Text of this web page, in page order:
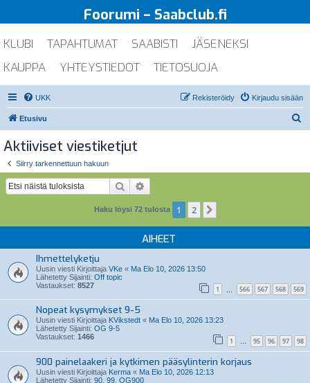
Foorumi – Saabclub.fi
KLUBI TAPAHTUMAT SAABISTI
JÄSENEKSI
KAUPPA
YHTEYSTIEDOT TIETOSUOJA
UKK Kirjaudu sisään
Rekisteröidy
Etusivu
Aktiiviset viestiketjut
Siirry tarkennettuun hakuun
Etsi
Haku löysi 72 tulosta 1 2
AIHEET
Ihmettelyketju
Uusin viesti Kirjoittaja VKe « Ma Elo 10, 2026 13:50
Lähetetty Sijainti: Off topic
Vastaukset: 8527 1 566 567 568 569
Nopeat kysymykset 9-5
Uusin viesti Kirjoittaja KVikstedt « Ma Elo 10, 2026 13:23
Lähetetty Sijainti: OG 9-5
Vastaukset: 1466 1 … 95 96 97 98
900 painelaakeri ja kytkimen pääsylinterin korjaus
Uusin viesti Kirjoittaja Kerma « Ma Elo 10, 2026 12:13
Lähetetty Sijainti: 90, 99, OG900